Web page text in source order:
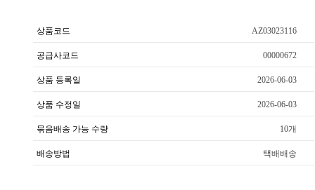
상품코드 AZ03023116
공급사코드 00000672
상품 등록일 2026-06-03
상품 수정일 2026-06-03
묶음배송 가능 수량 10개
배송방법 택배배송